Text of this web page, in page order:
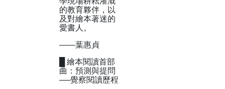
的教育夥伴，以
及對繪本著迷的
愛書人。
——葉惠貞
█ 繪本閱讀首部
曲：預測與提問
──覺察閱讀歷程